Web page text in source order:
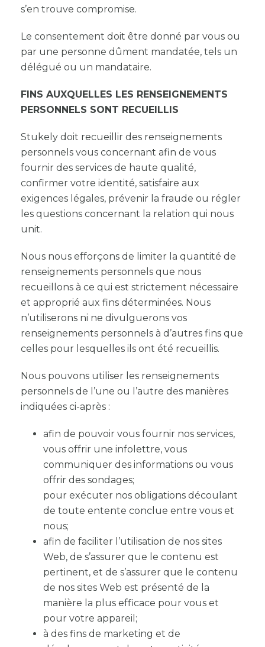
s’en trouve compromise.
Le consentement doit être donné par vous ou
par une personne dûment mandatée, tels un
délégué ou un mandataire.
FINS AUXQUELLES LES RENSEIGNEMENTS
PERSONNELS SONT RECUEILLIS
Stukely doit recueillir des renseignements
personnels vous concernant afin de vous
fournir des services de haute qualité,
confirmer votre identité, satisfaire aux
exigences légales, prévenir la fraude ou régler
les questions concernant la relation qui nous
unit.
Nous nous efforçons de limiter la quantité de
renseignements personnels que nous
recueillons à ce qui est strictement nécessaire
et approprié aux fins déterminées. Nous
n’utiliserons ni ne divulguerons vos
renseignements personnels à d’autres fins que
celles pour lesquelles ils ont été recueillis.
Nous pouvons utiliser les renseignements
personnels de l’une ou l’autre des manières
indiquées ci-après :
afin de pouvoir vous fournir nos services,
vous offrir une infolettre, vous
communiquer des informations ou vous
offrir des sondages;
pour exécuter nos obligations découlant
de toute entente conclue entre vous et
nous;
afin de faciliter l’utilisation de nos sites
Web, de s’assurer que le contenu est
pertinent, et de s’assurer que le contenu
de nos sites Web est présenté de la
manière la plus efficace pour vous et
pour votre appareil;
à des fins de marketing et de